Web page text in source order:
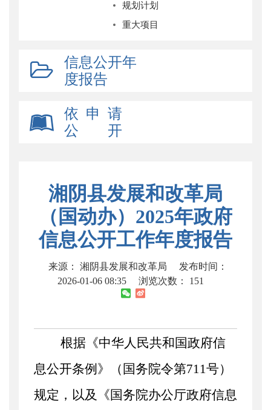
规划计划
重大项目
信息公开年
度报告
依 申 请
公 开
湘阴县发展和改革局
（国动办）2025年政府
信息公开工作年度报告
来源： 湘阴县发展和改革局
发布时间：
2026-01-06 08:35
浏览次数： 151
根据《中华人民共和国政府信
息公开条例》（国务院令第711号）
规定，以及《国务院办公厅政府信息